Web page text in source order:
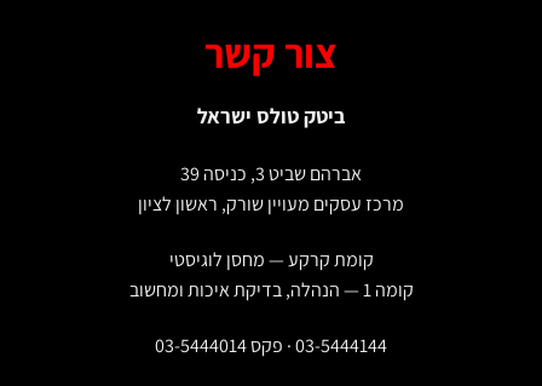
צור קשר
ביטק טולס ישראל
אברהם שביט 3, כניסה 39
מרכז עסקים מעויין שורק, ראשון לציון
קומת קרקע — מחסן לוגיסטי
03-5444144 · פקס 03-5444014